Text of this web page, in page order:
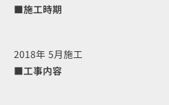
■施工時期
2018年 5月施工
■工事内容